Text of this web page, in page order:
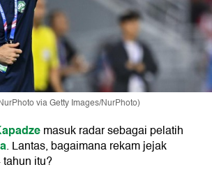
via Getty Images/NurPhoto)
masuk radar sebagai pelatih
. Lantas, bagaimana rekam jejak
itu?